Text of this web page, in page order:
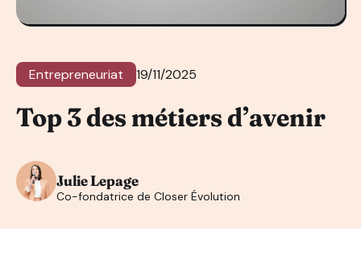
Entrepreneuriat 19/11/2025
Top 3 des métiers d’avenir
Julie Lepage
Co-fondatrice de Closer Évolution